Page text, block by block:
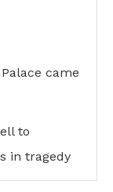
came
to
in tragedy